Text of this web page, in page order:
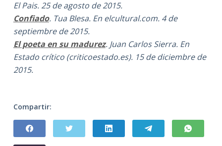
El Pais. 25 de agosto de 2015.
Confiado. Tua Blesa. En elcultural.com. 4 de
septiembre de 2015.
El poeta en su madurez. Juan Carlos Sierra. En
Estado crítico (criticoestado.es). 15 de diciembre de
2015.
Compartir: